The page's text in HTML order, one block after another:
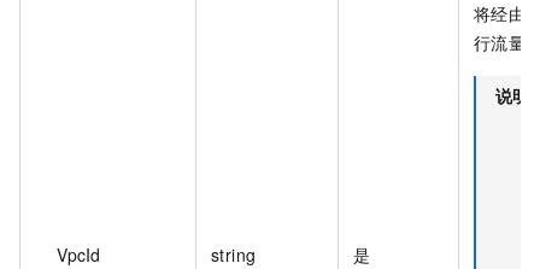
VpcId string 是
将经由
行流量
说明